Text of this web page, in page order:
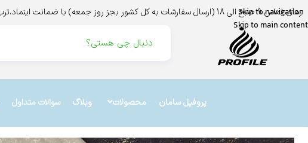
Skip to navigation
Skip to main content
زمان تماس 9 صبح الی 18 (ارسال سفارشات به کل کشور بجز روز جمعه) با ضمانت اینماد،ترب،و درگاه بانک ملت
پروفیل سامان محصولات وبلاگ سوالات متداول